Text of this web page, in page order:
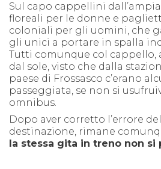
Sul capo cappellini
floreali per le donne e
coloniali per gli uomini, che
gli unici a portare in spalla
Tutti comunque col cappello,
dal sole, visto che dalla
paese di Frossasco c’erano
passeggiata, se non si
omnibus.
Dopo aver corretto l’errore
destinazione, rimane
la stessa gita in treno non si